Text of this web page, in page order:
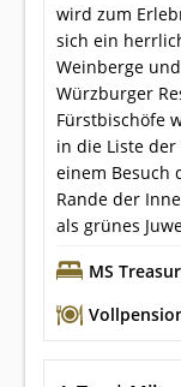
wird zum
sich ein
Weinberge
Würzburger
Fürstbischöfe
in die Liste
einem Besuch
Rande der
als grünes
MS